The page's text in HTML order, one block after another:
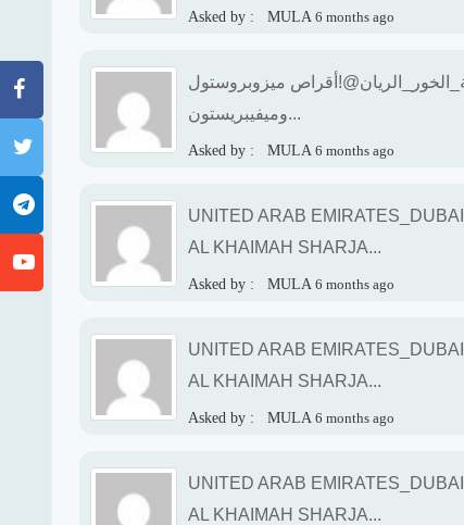
Asked by : MULA 6 months ago
الإجهاض في الدوحة_الخور_الريان@!أقراص ميزوبروستول
وميفيبريستون...
Asked by : MULA 6 months ago
UNITED ARAB
AL KHAIMAH SHARJA...
Asked by : MULA 6 months ago
UNITED ARAB
AL KHAIMAH SHARJA...
Asked by : MULA 6 months ago
UNITED ARAB
AL KHAIMAH SHARJA...